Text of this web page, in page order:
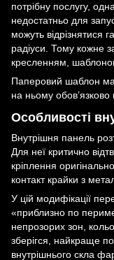
потрібну послугу,
недостатньо для
можуть відрізнятися
радіуси. Тому кожне
кресленням,
Паперовий шаблон
на ньому
Особливості
Внутрішня панель
Для неї критично
кріплення
контакт крайки з
У цій модифікації
«приблизно по
непрозорих зон,
зберігся, найкраще
внутрішнього скла